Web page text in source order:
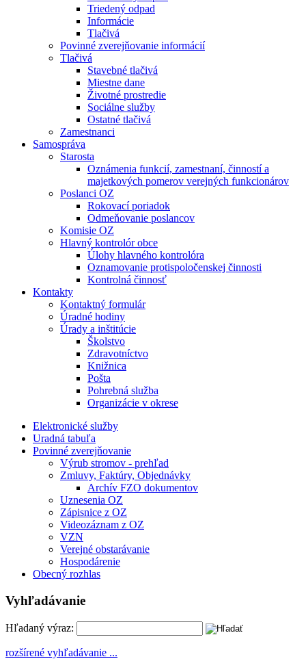
Triedený odpad
Informácie
Tlačivá
Povinné zverejňovanie informácií
Tlačivá
Stavebné tlačivá
Miestne dane
Životné prostredie
Sociálne služby
Ostatné tlačivá
Zamestnanci
Samospráva
Starosta
Oznámenia funkcií, zamestnaní, činností a
majetkových pomerov verejných funkcionárov
Poslanci OZ
Rokovací poriadok
Odmeňovanie poslancov
Komisie OZ
Hlavný kontrolór obce
Úlohy hlavného kontrolóra
Oznamovanie protispoločenskej činnosti
Kontrolná činnosť
Kontakty
Kontaktný formulár
Úradné hodiny
Úrady a inštitúcie
Školstvo
Zdravotníctvo
Knižnica
Pošta
Pohrebná služba
Organizácie v okrese
Elektronické služby
Uradná tabuľa
Povinné zverejňovanie
Výrub stromov - prehľad
Zmluvy, Faktúry, Objednávky
Archív FZO dokumentov
Uznesenia OZ
Zápisnice z OZ
Videozáznam z OZ
VZN
Verejné obstarávanie
Hospodárenie
Obecný rozhlas
Vyhľadávanie
Hľadaný výraz:
rozšírené vyhľadávanie ...